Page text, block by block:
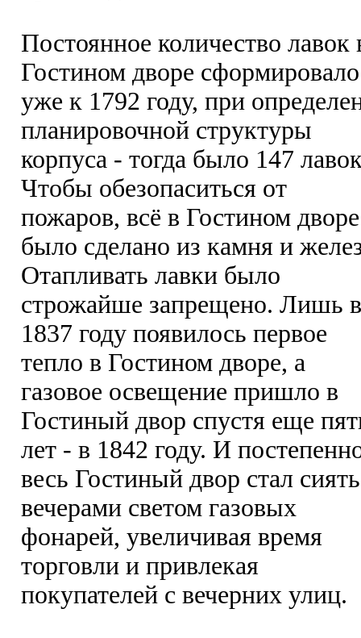
Постоянное количество лавок
Гостином дворе
уже к 1792 году, при
планировочной структуры
корпуса - тогда было 147
Чтобы обезопаситься от
пожаров, всё в Гостином дворе
было сделано из камня и
Отапливать лавки было
строжайше запрещено. Лишь в
1837 году появилось первое
тепло в Гостином дворе, а
газовое освещение пришло в
Гостиный двор спустя еще
лет - в 1842 году. И
весь Гостиный двор стал сиять
вечерами светом газовых
фонарей, увеличивая время
торговли и привлекая
покупателей с вечерних улиц.